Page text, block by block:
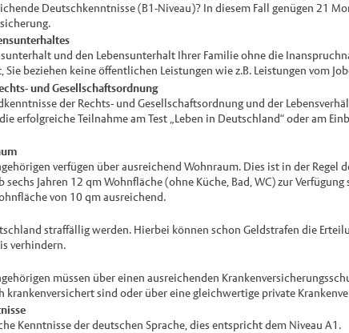
Deutschkenntnisse (B1-Niveau)? In diesem Fall genügen 21
und den Lebensunterhalt Ihrer Familie ohne die
Sie beziehen keine öffentlichen Leistungen wie z.B. Leistungen vom
und Gesellschaftsordnung
der Rechts- und Gesellschaftsordnung und der
erfolgreiche Teilnahme am Test „Leben in Deutschland“ oder am
verfügen über ausreichend Wohnraum. Dies ist in der Regel
sechs Jahren 12 qm Wohnfläche (ohne Küche, Bad, WC) zur
von 10 qm ausreichend.
straffällig werden. Hierbei können schon Geldstrafen die
verhindern.
müssen über einen ausreichenden
krankenversichert sind oder über eine gleichwertige private
Kenntnisse der deutschen Sprache, dies entspricht dem Niveau A1.